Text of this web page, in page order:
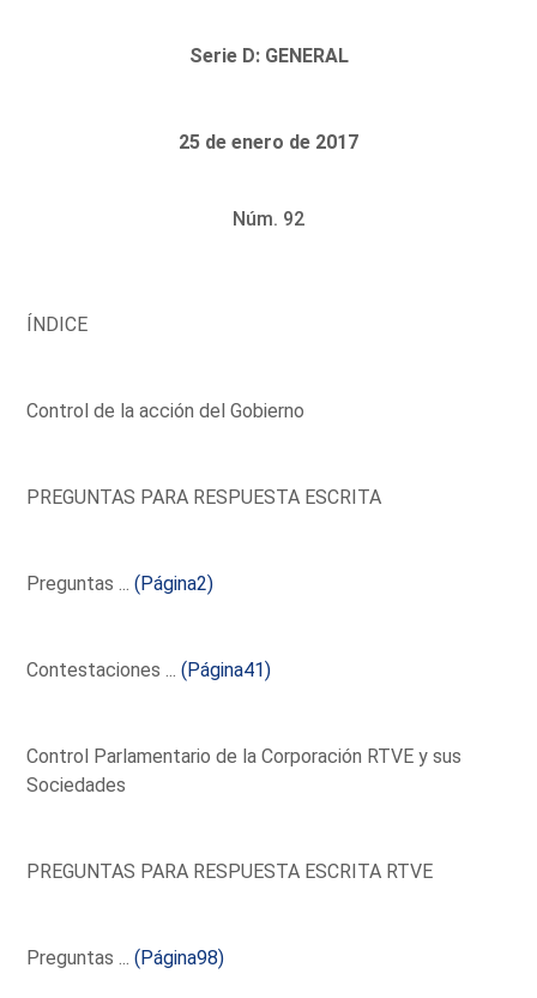
Serie D: GENERAL
25 de enero de 2017
Núm. 92
ÍNDICE
Control de la acción del Gobierno
PREGUNTAS PARA RESPUESTA ESCRITA
Preguntas ...(Página2)
Contestaciones ...(Página41)
Control Parlamentario de la Corporación RTVE y sus
Sociedades
PREGUNTAS PARA RESPUESTA ESCRITA RTVE
Preguntas ...(Página98)